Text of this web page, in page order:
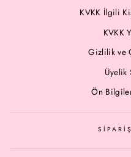
KVKK İlgili
KVKK
Gizlilik ve
Üyelik
Ön